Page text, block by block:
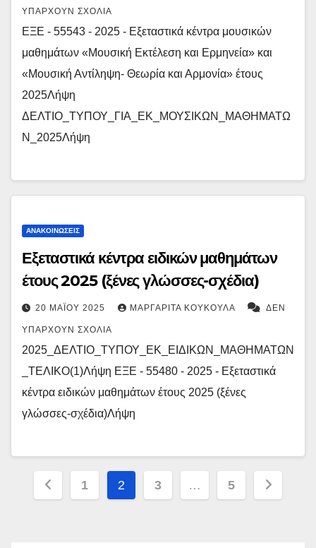
ΥΠΆΡΧΟΥΝ ΣΧΌΛΙΑ
ΕΞΕ - 55543 - 2025 - Εξεταστικά κέντρα μουσικών
μαθημάτων «Μουσική Εκτέλεση και Ερμηνεία» και
«Μουσική Αντίληψη- Θεωρία και Αρμονία» έτους
2025Λήψη
ΔΕΛΤΙΟ_ΤΥΠΟΥ_ΓΙΑ_ΕΚ_ΜΟΥΣΙΚΩΝ_ΜΑΘΗΜΑΤΩ
Ν_2025Λήψη
ΑΝΑΚΟΙΝΏΣΕΙΣ
Εξεταστικά κέντρα ειδικών μαθημάτων
έτους 2025 (ξένες γλώσσες-σχέδια)
20 ΜΑΪ́ΟΥ 2025 ΜΑΡΓΑΡΊΤΑ ΚΟΥΚΟΎΛΑ ΔΕΝ
ΥΠΆΡΧΟΥΝ ΣΧΌΛΙΑ
2025_ΔΕΛΤΙΟ_ΤΥΠΟΥ_ΕΚ_ΕΙΔΙΚΩΝ_ΜΑΘΗΜΑΤΩΝ
_ΤΕΛΙΚΟ(1)Λήψη ΕΞΕ - 55480 - 2025 - Εξεταστικά
κέντρα ειδικών μαθημάτων έτους 2025 (ξένες
γλώσσες-σχέδια)Λήψη
Σελιδοποίηση
1 2 3 … 5